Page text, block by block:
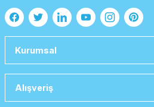
Kurumsal
Alışveriş